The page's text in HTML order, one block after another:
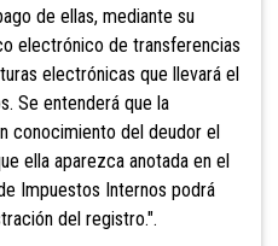
de ellas, mediante su
electrónico de transferencias
electrónicas que llevará el
Se entenderá que la
conocimiento del deudor el
ella aparezca anotada en el
Impuestos Internos podrá
del registro.".